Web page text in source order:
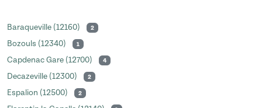
Baraqueville (12160) 2
Bozouls (12340) 1
Capdenac Gare (12700) 4
Decazeville (12300) 2
Espalion (12500) 2